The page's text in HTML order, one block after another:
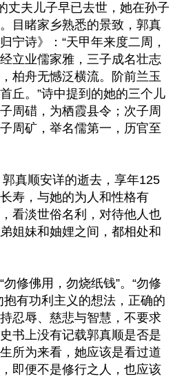
丈夫儿子早已去世，她在孙子
目睹家乡熟悉的景致，郭真
宁诗》：“天甲年来度二周，
立业儒家雅，三子成名壮志
柏舟无憾泛横流。阶前兰玉
丘。”诗中提到的她的三个儿
周碏，为栖霞县令；次子周
周矿，举名儒第一，历官至
真顺安详的逝去，享年125
寿，与她的为人和性格有
看淡世俗名利，对待他人也
姐妹和妯娌之间，都相处和
修佛用，勿烧纸钱”。“勿修
抱有功利主义的想法，正确的
忍辱、慈悲与智慧，不要求
书上没有记载郭真顺是否是
所为来看，她应该是看过道
即便不是修行之人，也应该